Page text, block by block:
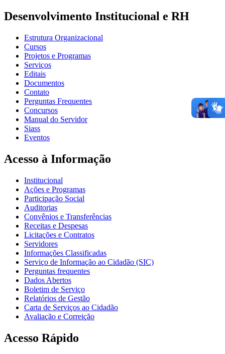
Desenvolvimento Institucional e RH
Estrutura Organizacional
Cursos
Projetos e Programas
Serviços
Editais
Documentos
Contato
Perguntas Frequentes
Concursos
Manual do Servidor
Siass
Eventos
Acesso à Informação
Institucional
Ações e Programas
Participação Social
Auditorias
Convênios e Transferências
Receitas e Despesas
Licitações e Contratos
Servidores
Informações Classificadas
Serviço de Informação ao Cidadão (SIC)
Perguntas frequentes
Dados Abertos
Boletim de Serviço
Relatórios de Gestão
Carta de Serviços ao Cidadão
Avaliação e Correição
Acesso Rápido